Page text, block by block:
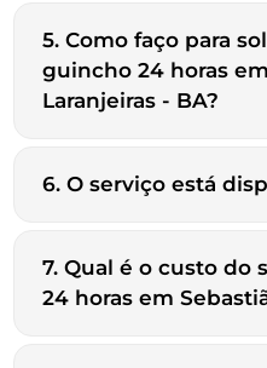
5. Como faço para
guincho 24 horas
Laranjeiras - BA?
6. O serviço está
7. Qual é o custo do
24 horas em